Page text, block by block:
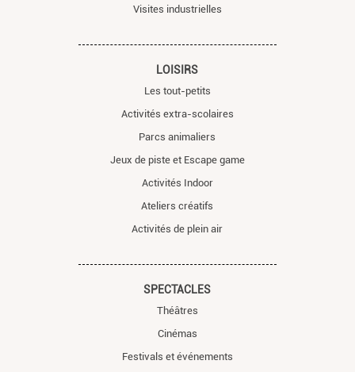
Visites industrielles
LOISIRS
Les tout-petits
Activités extra-scolaires
Parcs animaliers
Jeux de piste et Escape game
Activités Indoor
Ateliers créatifs
Activités de plein air
SPECTACLES
Théâtres
Cinémas
Festivals et événements